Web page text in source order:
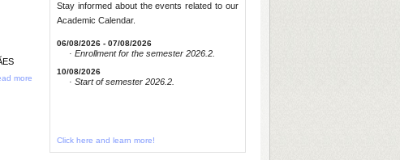
more
Stay informed about the events related to our
Academic Calendar.
06/08/2026 - 07/08/2026
· Enrollment for the semester 2026.2.
10/08/2026
· Start of semester 2026.2.
Click here and learn more!